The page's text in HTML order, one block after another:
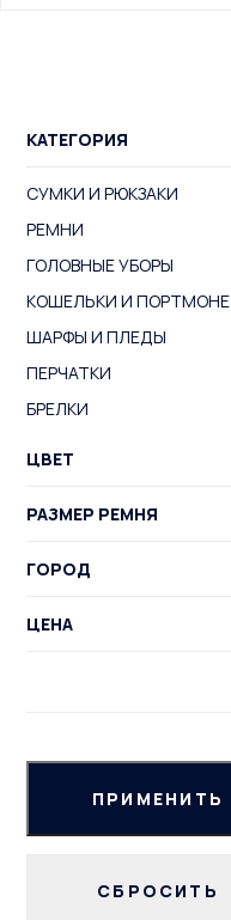
КАТЕГОРИЯ
СУМКИ И РЮКЗАКИ
РЕМНИ
ГОЛОВНЫЕ УБОРЫ
КОШЕЛЬКИ И ПОРТМОНЕ
ШАРФЫ И ПЛЕДЫ
ПЕРЧАТКИ
БРЕЛКИ
ЦВЕТ
РАЗМЕР РЕМНЯ
ГОРОД
ЦЕНА